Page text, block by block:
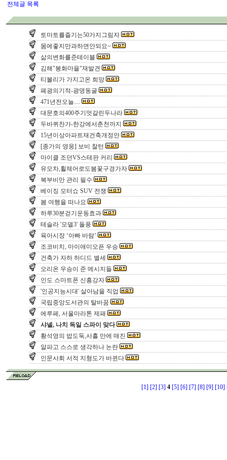
전체글 목록
토마토를즐기는50가지그림자
몸에좋지만과하면안되요~
삶의변화를준테이블
김해"봉화마을"재발견
티볼리가 가지고온 희망
폐광의기적-광명동굴
471년전오늘....
대문호의400주기엇갈린두나라
두바퀴찬가-한강에서춘천까지
15년이상아파트재건축개정안
[종가의 영웅] 보비 찰턴
마이클 조던VS스테판 커리
유모차,휠체어로도봄꽃구경가자
복부비만 관리 필수
베이징 모터쇼 SUV 전쟁
봄 여행을 떠나요
하루30분걷기운동효과
테슬라 '모델3' 돌풍
육아시장 ‘아빠 바람’
조코비치, 마이애미오픈 우승
건축가 자하 하디드 별세
오리온 우승이 준 메시지들
인도 스마트폰 신흥강자
'인공지능시대' 살아남을 직업
국립중앙도서관의 탈바꿈
에루페, 서울마라톤 제패
샤넬, 나치 독일 스파이 맞다
황석영의 밥도둑,사흘 만에 매진
알파고 스스로 생각하나 논란
인문사회 서적 지형도가 바뀐다
[1] [2] [3] 4 [5] [6] [7] [8] [9] [10]